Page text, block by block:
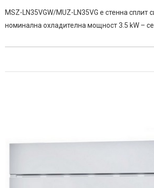
MSZ-LN35VGW/MUZ-LN35VG е стенна сплит
номинална охладителна мощност 3.5 kW –